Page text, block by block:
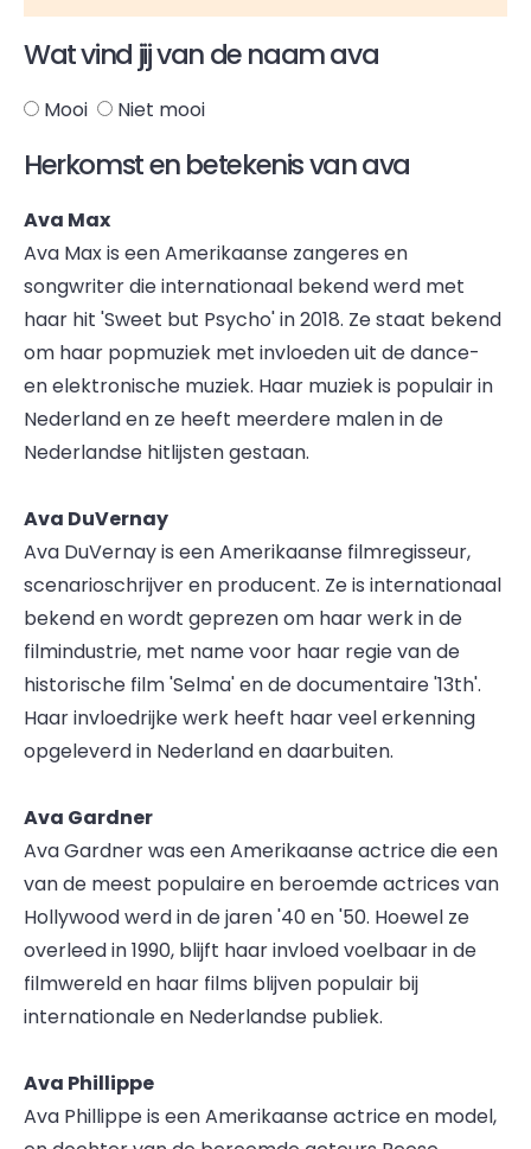
Wat vind jij van de naam ava
Mooi Niet mooi
Herkomst en betekenis van ava
Ava Max
Ava Max is een Amerikaanse zangeres en
songwriter die internationaal bekend werd met
haar hit 'Sweet but Psycho' in 2018. Ze staat bekend
om haar popmuziek met invloeden uit de dance-
en elektronische muziek. Haar muziek is populair in
Nederland en ze heeft meerdere malen in de
Nederlandse hitlijsten gestaan.
Ava DuVernay
Ava DuVernay is een Amerikaanse filmregisseur,
scenarioschrijver en producent. Ze is internationaal
bekend en wordt geprezen om haar werk in de
filmindustrie, met name voor haar regie van de
historische film 'Selma' en de documentaire '13th'.
Haar invloedrijke werk heeft haar veel erkenning
opgeleverd in Nederland en daarbuiten.
Ava Gardner
Ava Gardner was een Amerikaanse actrice die een
van de meest populaire en beroemde actrices van
Hollywood werd in de jaren '40 en '50. Hoewel ze
overleed in 1990, blijft haar invloed voelbaar in de
filmwereld en haar films blijven populair bij
internationale en Nederlandse publiek.
Ava Phillippe
Ava Phillippe is een Amerikaanse actrice en model,